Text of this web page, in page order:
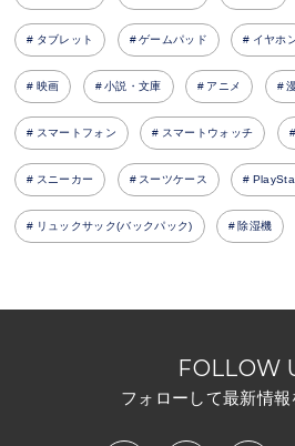
タブレット ゲームパッド イヤホ
映画 小説・文庫 アニメ
スマートフォン スマートウォッチ
スニーカー スーツケース
リュックサック(バックパック) 除湿機
FOLLOW
フォローして最新情報